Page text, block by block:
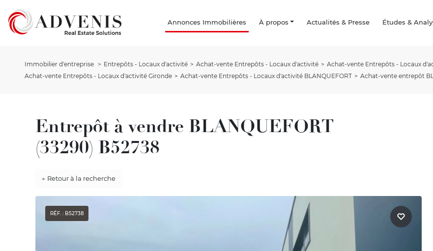
Annonces Immobilières À propos Actualités & Presse Études &
Immobilier d'entreprise Entrepôts - Locaux d'activité Achat-vente Entrepôts - Locaux d'activité
Achat-vente Entrepôts - Locaux
Achat-vente Entrepôts - Locaux d'activité Gironde
Achat-vente Entrepôts - Locaux d'activité BLANQUEFORT Achat-vente entrepôt
Entrepôt à vendre BLANQUEFORT
(33290) B52738
← Retour à la recherche
RÉF. : B52738